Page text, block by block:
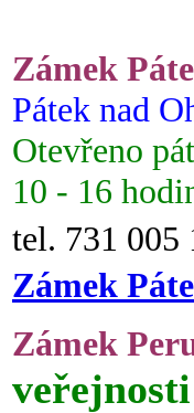
Zámek
Pátek nad
Otevřeno
10 - 16
tel. 731 005
Zámek
Zámek